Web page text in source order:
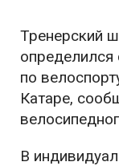
Тренерский
определился
по
Катаре,
В